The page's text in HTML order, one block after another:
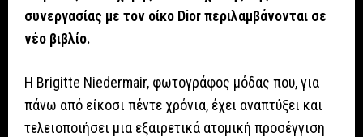
συνεργασίας με τον οίκο Dior περιλαμβάνονται σε
νέο βιβλίο.
Η Brigitte Niedermair, φωτογράφος μόδας που, για
πάνω από είκοσι πέντε χρόνια, έχει αναπτύξει και
τελειοποιήσει μια εξαιρετικά ατομική προσέγγιση